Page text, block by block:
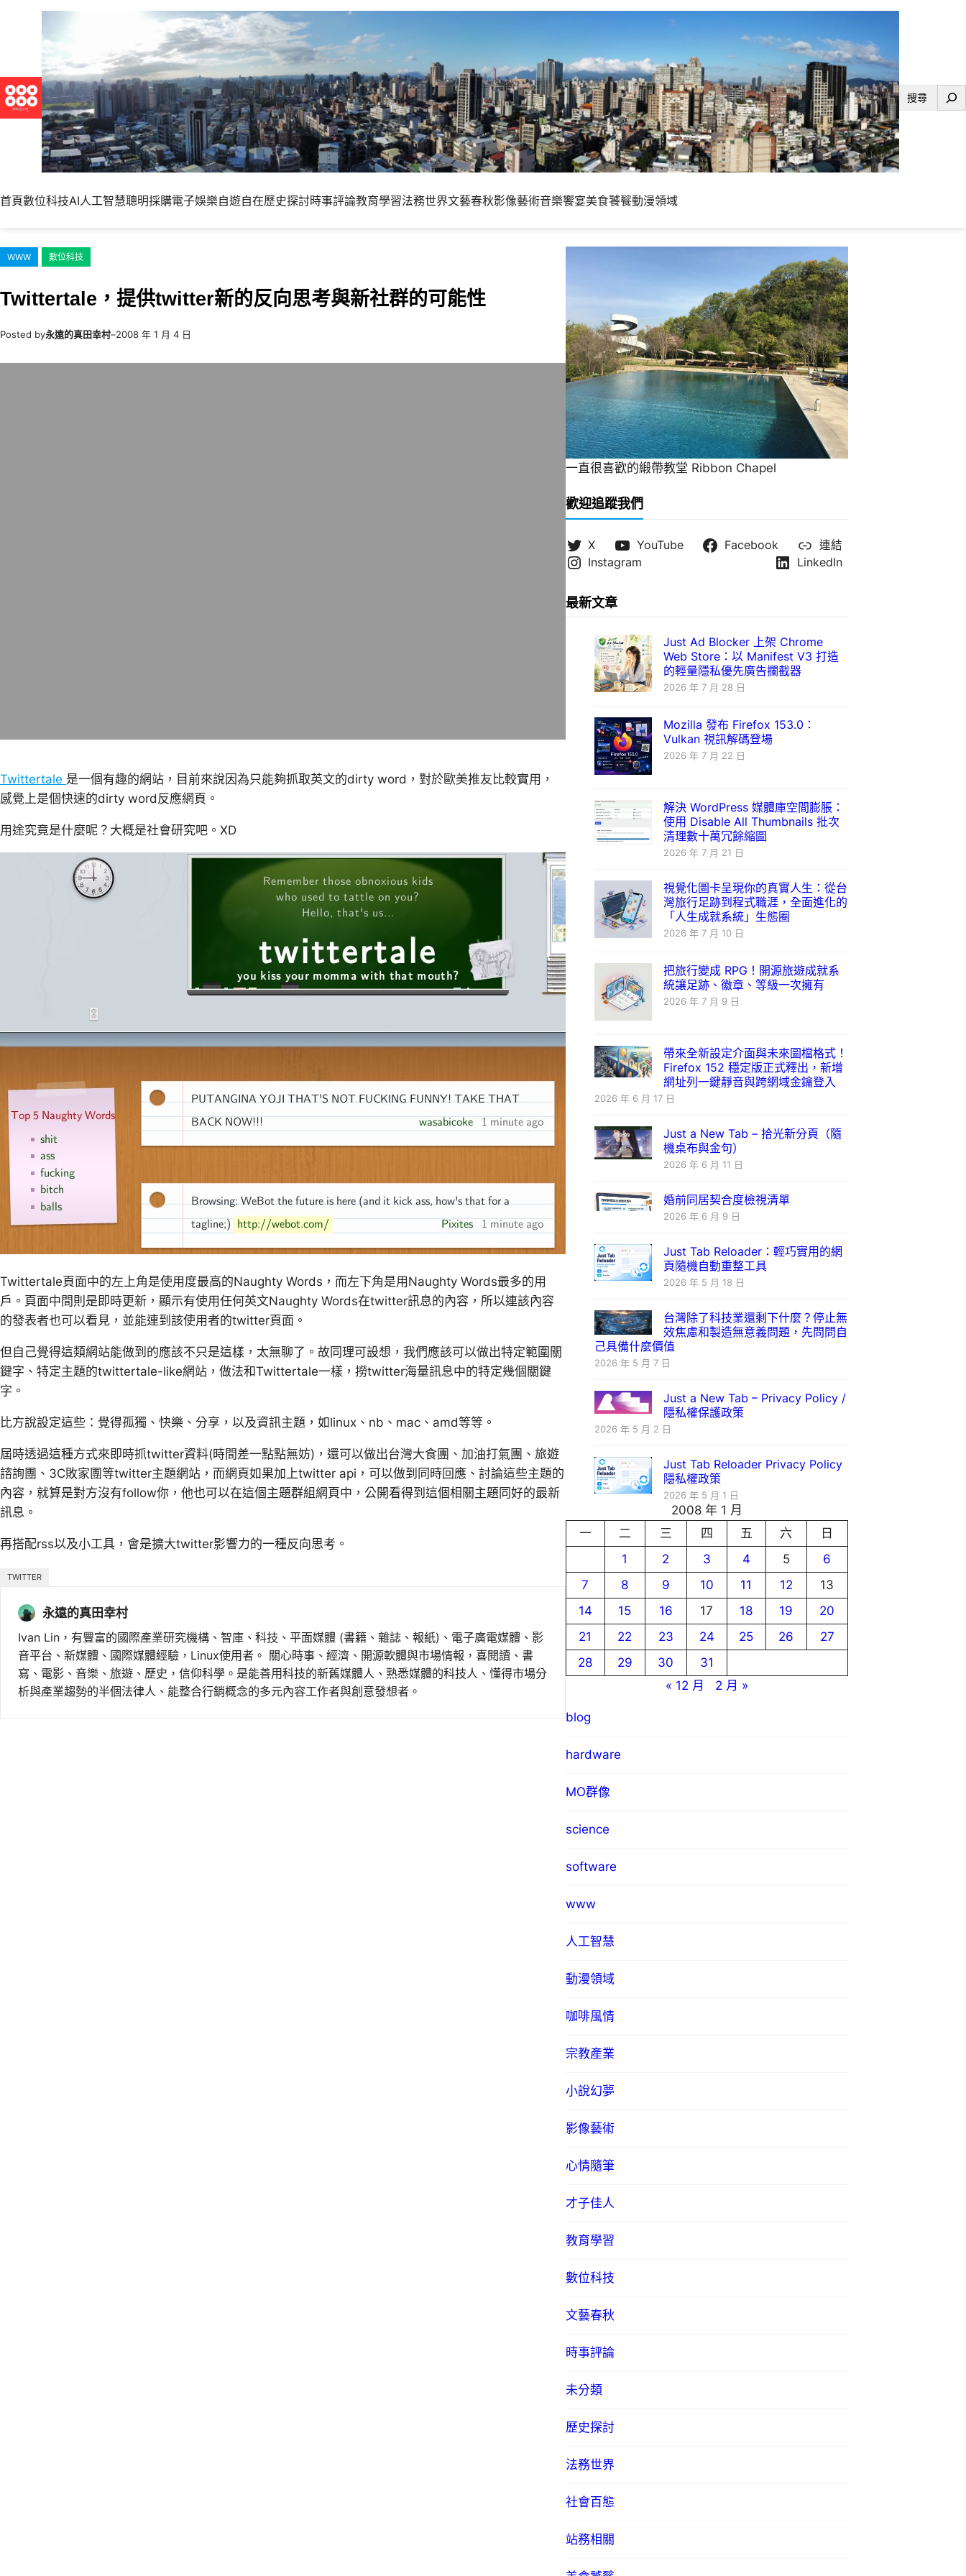
內
容
搜
首頁數位科技AI人工智慧聰明採購電子娛樂自遊自在歷史探討時事評論教育學習法務世界文藝春秋影像藝術音樂饗宴美食饕餮動漫領域
WWW 數位科技
Twittertale，提供twitter新的反向思考與新社群的可能性
Posted by永遠的真田幸村–2008 年 1 月 4 日
Twittertale 是一個有趣的網站，目前來說因為只能夠抓取英文的dirty word，對於歐美推友比較實用，
感覺上是個快速的dirty word反應網頁。
用途究竟是什麼呢？大概是社會研究吧。XD
Twittertale頁面中的左上角是使用度最高的Naughty Words，而左下角是用Naughty Words最多的用
戶。頁面中間則是即時更新，顯示有使用任何英文Naughty Words在twitter訊息的內容，所以連該內容
的發表者也可以看見，並能連到該使用者的twitter頁面。
但自己覺得這類網站能做到的應該不只是這樣，太無聊了。故同理可設想，我們應該可以做出特定範圍關
鍵字、特定主題的twittertale-like網站，做法和Twittertale一樣，撈twitter海量訊息中的特定幾個關鍵
字。
比方說設定這些：覺得孤獨、快樂、分享，以及資訊主題，如linux、nb、mac、amd等等。
屆時透過這種方式來即時抓twitter資料(時間差一點點無妨)，還可以做出台灣大食團、加油打氣團、旅遊
諮詢團、3C敗家團等twitter主題網站，而網頁如果加上twitter api，可以做到同時回應、討論這些主題的
內容，就算是對方沒有follow你，他也可以在這個主題群組網頁中，公開看得到這個相關主題同好的最新
訊息。
再搭配rss以及小工具，會是擴大twitter影響力的一種反向思考。
TWITTER
永遠的真田幸村
Ivan Lin，有豐富的國際產業研究機構、智庫、科技、平面媒體 (書籍、雜誌、報紙)、電子廣電媒體、影
音平台、新媒體、國際媒體經驗，Linux使用者。 關心時事、經濟、開源軟體與市場情報，喜閱讀、書
寫、電影、音樂、旅遊、歷史，信仰科學。是能善用科技的新舊媒體人、熟悉媒體的科技人、懂得市場分
析與產業趨勢的半個法律人、能整合行銷概念的多元內容工作者與創意發想者。
一直很喜歡的緞帶教堂 Ribbon Chapel
歡迎追蹤我們
X YouTube Facebook
連結
Instagram
LinkedIn
最新文章
Just Ad Blocker 上架 Chrome
Web Store：以 Manifest V3 打造
的輕量隱私優先廣告攔截器
2026 年 7 月 28 日
Mozilla 發布 Firefox 153.0：
Vulkan 視訊解碼登場
2026 年 7 月 22 日
解決 WordPress 媒體庫空間膨脹：
使用 Disable All Thumbnails 批次
清理數十萬冗餘縮圖
2026 年 7 月 21 日
視覺化圖卡呈現你的真實人生：從台
灣旅行足跡到程式職涯，全面進化的
「人生成就系統」生態圈
2026 年 7 月 10 日
把旅行變成 RPG！開源旅遊成就系
統讓足跡、徽章、等級一次擁有
2026 年 7 月 9 日
帶來全新設定介面與未來圖檔格式！
Firefox 152 穩定版正式釋出，新增
網址列一鍵靜音與跨網域金鑰登入
2026 年 6 月 17 日
Just a New Tab – 拾光新分頁（隨
機桌布與金句）
2026 年 6 月 11 日
婚前同居契合度檢視清單
2026 年 6 月 9 日
Just Tab Reloader：輕巧實用的網
頁隨機自動重整工具
2026 年 5 月 18 日
台灣除了科技業還剩下什麼？停止無
效焦慮和製造無意義問題，先問問自
己具備什麼價值
2026 年 5 月 7 日
Just a New Tab – Privacy Policy /
隱私權保護政策
2026 年 5 月 2 日
Just Tab Reloader Privacy Policy
隱私權政策
2026 年 5 月 1 日
2008 年 1 月
一
二 三 四 五 六
日
1
2 3 4 5
6
7
8 9 10 11 12
13
14
15 16 17 18 19
20
21
22 23 24 25 26
27
28
29 30
31
« 12 月
2 月 »
blog
hardware
MO群像
science
software
www
人工智慧
動漫領域
咖啡風情
宗教產業
小說幻夢
影像藝術
心情隨筆
才子佳人
教育學習
數位科技
文藝春秋
時事評論
未分類
歷史探討
法務世界
社會百態
站務相關